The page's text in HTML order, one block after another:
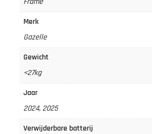
Merk
Gazelle
Gewicht
<27kg
Jaar
2024, 2025
Verwijderbare batterij